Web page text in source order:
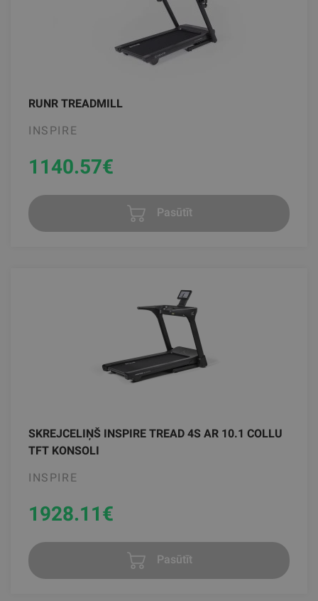
RUNR TREADMILL
INSPIRE
1140.57€
Pasūtīt
SKREJCELIŅŠ INSPIRE TREAD 4S AR 10.1 COLLU
TFT KONSOLI
INSPIRE
1928.11€
Pasūtīt